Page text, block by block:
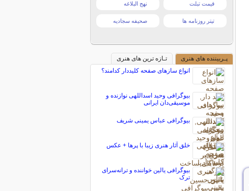
قیمت تبلت نهج البلاغه
تیتر روزنامه ها صحیفه سجادیه
پـربیننده های هنری
تـازه ترین های هنری
انواع سازهای صفحه کلیددار کدامند؟
بیوگرافی وحید اسداللهی نوازنده و
موسیقی‌دان ایرانی
بیوگرافی عباس یمینی شریف
خلق آثار هنری زیبا با پرها + عکس
بیوگرافی یالین خواننده و ترانه‌سرای
ترک